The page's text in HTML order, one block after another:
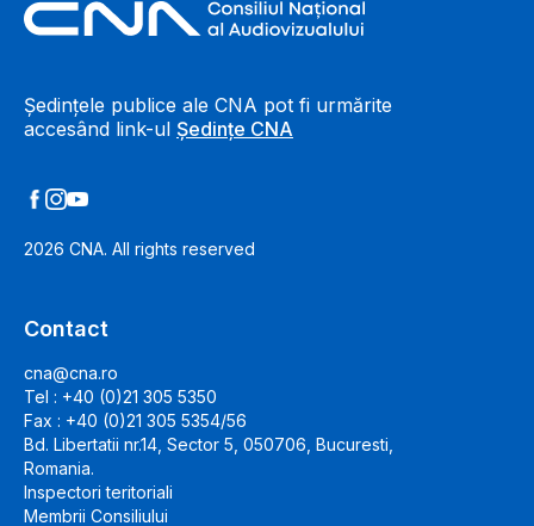
Ședințele publice ale CNA pot fi urmărite
accesând link-ul Ședințe CNA
2026 CNA. All rights reserved
Contact
cna@cna.ro
Tel : +40 (0)21 305 5350
Fax : +40 (0)21 305 5354/56
Bd. Libertatii nr.14, Sector 5, 050706, Bucuresti,
Romania.
Inspectori teritoriali
Membrii Consiliului